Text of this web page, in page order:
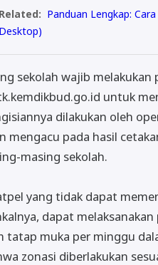
Related: Panduan Lengkap:
Desktop)
sekolah wajib
untuk
dilakukan oleh
mengacu pada hasil
masing sekolah.
yang tidak dapat
dapat
tatap muka per minggu
zonasi diberlakukan